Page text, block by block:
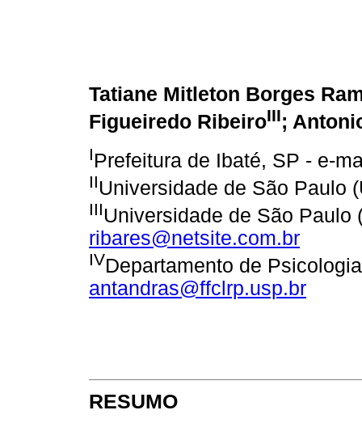
Tatiane Mitleton Borges
Figueiredo RibeiroIII;
IPrefeitura de Ibaté, SP - e-
IIUniversidade de São Paulo
IIIUniversidade de São Paulo
ribares@netsite.com.br
IVDepartamento de
antandras@ffclrp.usp.br
RESUMO